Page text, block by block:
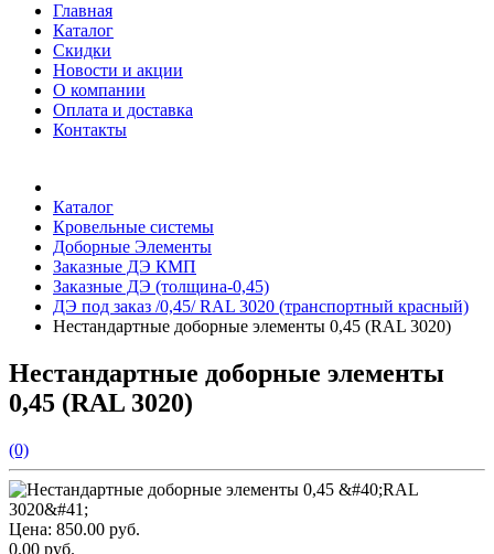
Главная
Каталог
Скидки
Новости и акции
О компании
Оплата и доставка
Контакты
Каталог
Кровельные системы
Доборные Элементы
Заказные ДЭ КМП
Заказные ДЭ (толщина-0,45)
ДЭ под заказ /0,45/ RAL 3020 (транспортный красный)
Нестандартные доборные элементы 0,45 (RAL 3020)
Нестандартные доборные элементы
0,45 (RAL 3020)
(0)
Цена: 850.00 руб.
0.00 руб.